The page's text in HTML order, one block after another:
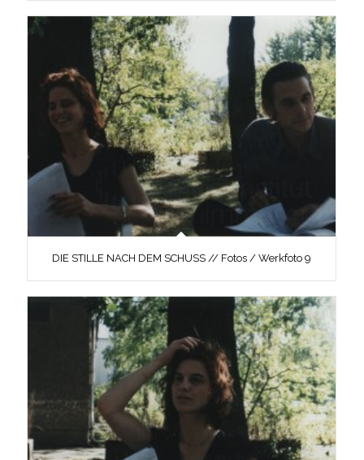
DIE STILLE NACH DEM SCHUSS // Fotos / Werkfoto 9